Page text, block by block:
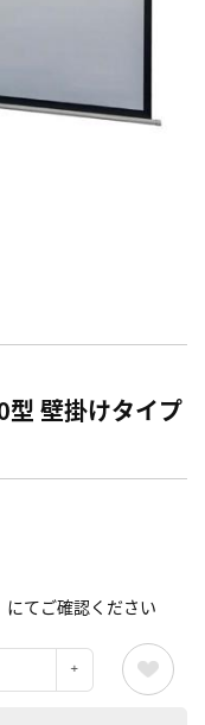
壁掛けタイプ
にてご確認ください